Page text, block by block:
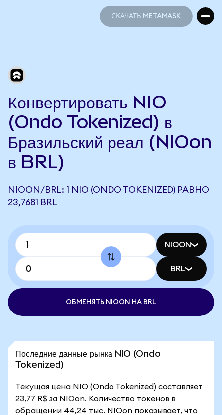
СКАЧАТЬ METAMASK
Конвертировать NIO
(Ondo Tokenized) в
Бразильский реал (NIOon
в BRL)
NIOON/BRL: 1 NIO (ONDO TOKENIZED) РАВНО
23,7681 BRL
NIOON
BRL
ОБМЕНЯТЬ NIOON НА BRL
Последние данные рынка NIO (Ondo
Tokenized)
Текущая цена NIO (Ondo Tokenized) составляет
23,77 R$ за NIOon. Количество токенов в
обращении 44,24 тыс. NIOon показывает, что